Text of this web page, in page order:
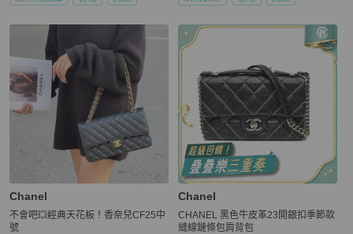
Chanel
不會吧💥經典天花板！香奈兒CF25中
號
Chanel
CHANEL 黑色牛皮革23開銀扣季節款
縫線鏈條包肩背包